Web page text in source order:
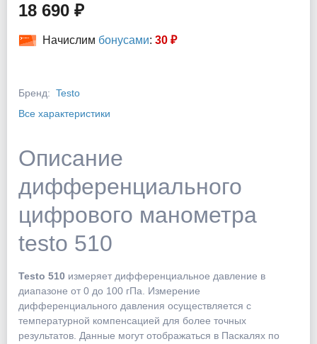
18 690 ₽
Начислим бонусами: 30 ₽
Бренд: Testo
Все характеристики
Описание
дифференциального
цифрового манометра
testo 510
Testo 510 измеряет дифференциальное давление в
диапазоне от 0 до 100 гПа. Измерение
дифференциального давления осуществляется с
температурной компенсацией для более точных
результатов. Данные могут отображаться в Паскалях по